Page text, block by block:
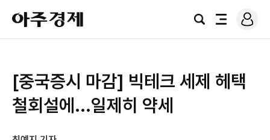
아
주
경
검
전
로
그
[중국증시 마감] 빅테크 세제 헤택
철회설에...일제히 약세